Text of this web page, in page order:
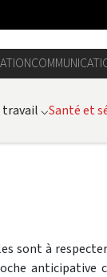
travail ⌵Santé et
sont à
anticipative